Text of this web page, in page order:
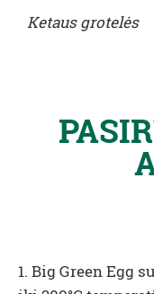
Ketaus grotelės
1. Big Green Egg